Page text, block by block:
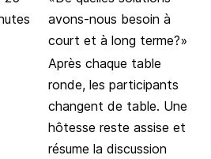
avons-nous besoin à
court et à long terme?»
Après chaque table
ronde, les participants
changent de table. Une
hôtesse reste assise et
résume la discussion